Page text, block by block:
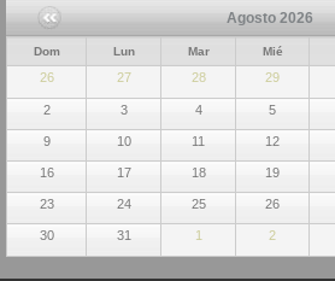
Agosto 2026
Dom Lun Mar Mié
26 27 28 29
2 3 4 5
9 10 11 12
16 17 18 19
23 24 25 26
30 31 1 2